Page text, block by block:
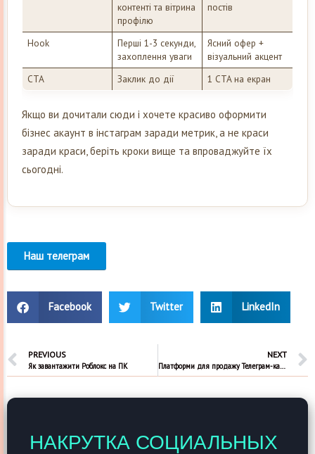
контенті та вітрина
профілю
постів
Hook
Перші 1-3 секунди,
захоплення уваги
Ясний офер +
візуальний акцент
CTA
Заклик до дії 1 CTA на екран
Якщо ви дочитали сюди і хочете красиво оформити
бізнес акаунт в інстаграм заради метрик, а не краси
заради краси, беріть кроки вище та впроваджуйте їх
сьогодні.
Наш телеграм
Facebook Twitter LinkedIn
PREVIOUS
Як завантажити Роблокс на ПК
NEXT
Платформи для продажу Телеграм-каналів в Україні
НАКРУТКА СОЦИАЛЬНЫХ